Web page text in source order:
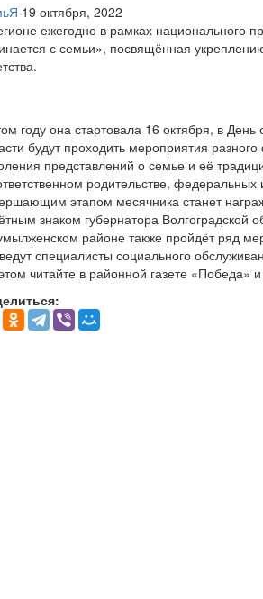
19 октября, 2022
ежегодно в рамках национального
с семьи», посвящённая
году она стартовала 16 октября, в
будут проходить мероприятия
представлений о семье и её
родительстве,
этапом месячника станет
знаком губернатора Волгоградской
районе также пройдёт ряд
специалисты социального
читайте в районной газете «Победа»